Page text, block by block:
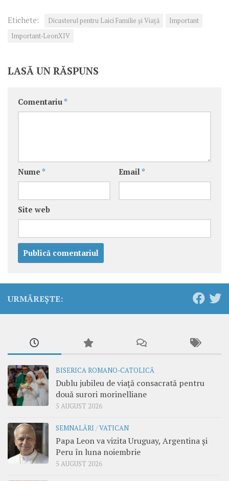
Etichete: Dicasterul pentru Laici Familie și Viață
Important
Important-LeonXIV
LASĂ UN RĂSPUNS
Comentariu *
Nume * Email *
Site web
URMĂREȘTE:
BISERICA ROMANO-CATOLICĂ
Dublu jubileu de viață consacrată pentru
două surori morinelliane
5 AUGUST 2026
SEMNALĂRI /VATICAN
Papa Leon va vizita Uruguay, Argentina și
Peru în luna noiembrie
5 AUGUST 2026